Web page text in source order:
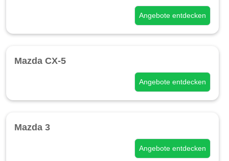
Angebote entdecken
Mazda CX-5
Angebote entdecken
Mazda 3
Angebote entdecken